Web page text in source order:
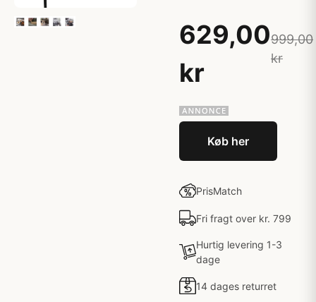
629,00
kr
999,00
kr
Køb her
PrisMatch
Fri fragt over kr. 799
Hurtig levering 1-3
dage
14 dages returret